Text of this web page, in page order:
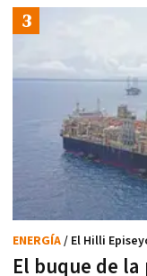
El buque de
ENERGÍA/ El Hilli